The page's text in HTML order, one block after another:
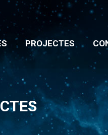
PROJECTES
PROJECTES